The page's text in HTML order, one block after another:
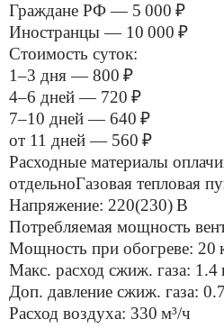
Граждане РФ — 5 000 ₽
Иностранцы — 10 000 ₽
Стоимость суток:
1–3 дня — 800 ₽
4–6 дней — 720 ₽
7–10 дней — 640 ₽
от 11 дней — 560 ₽
Расходные материалы
отдельноГазовая тепловая
Напряжение: 220(230) В
Потребляемая мощность
Мощность при обогреве: 20
Макс. расход сжиж. газа: 1.4
Доп. давление сжиж. газа:
Расход воздуха: 330 м³/ч